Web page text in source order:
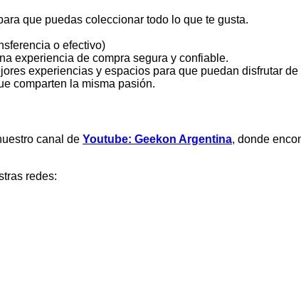
que puedas coleccionar todo lo que te gusta.
o efectivo)
experiencia de compra segura y confiable.
experiencias y espacios para que puedan disfrutar
comparten la misma pasión.
canal de Youtube: Geekon Argentina, donde
redes: